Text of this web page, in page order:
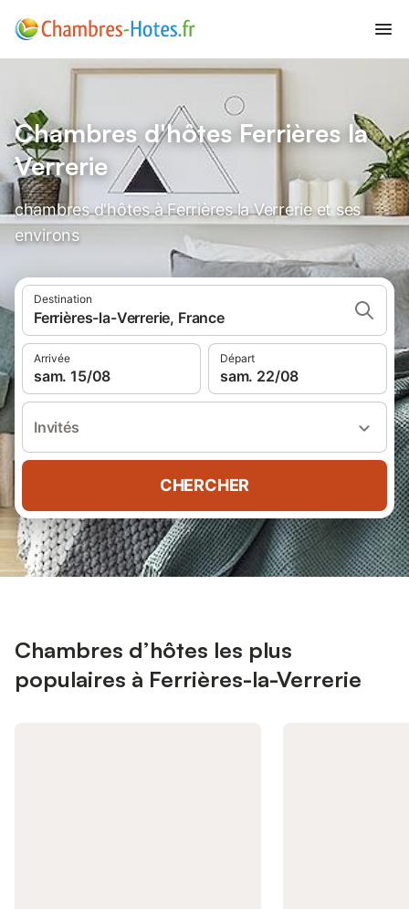
Chambres d'hôtes Ferrières la
Verrerie
chambres d'hôtes à Ferrières la Verrerie et ses
environs
Destination
Ferrières-la-Verrerie, France
Arrivée
sam. 15/08
Départ
sam. 22/08
Invités
CHERCHER
Chambres d’hôtes les plus
populaires à Ferrières-la-Verrerie